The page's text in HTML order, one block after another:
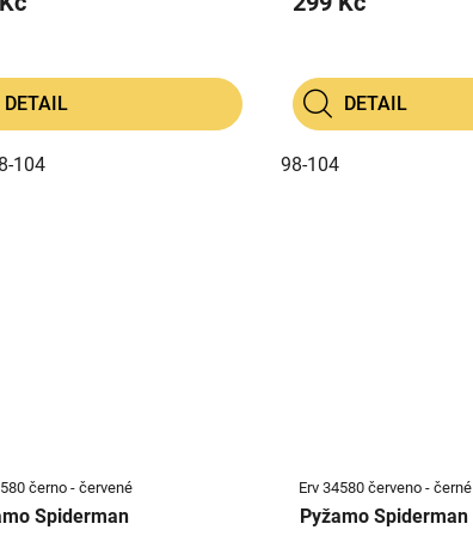
DETAIL
104
DETAIL
98-104
černo - červené
Spiderman
Erv 34580 červeno - černé
Pyžamo Spiderman